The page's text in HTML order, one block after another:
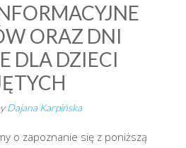
ORAZ DNI
DLA DZIECI
Dajana Karpińska
o zapoznanie się z poniższą